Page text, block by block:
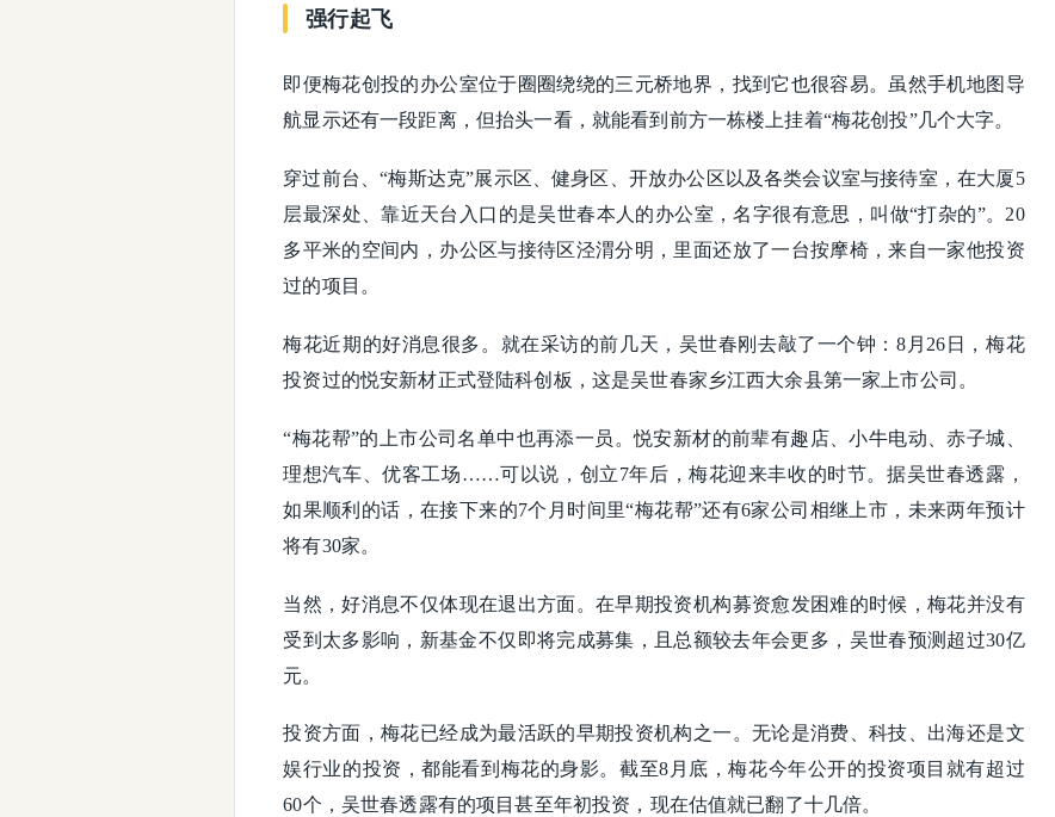
强行起飞
即便梅花创投的办公室位于圈圈绕绕的三元桥地界，找到它也很容易。虽然手机地图导
航显示还有一段距离，但抬头一看，就能看到前方一栋楼上挂着“梅花创投”几个大字。
穿过前台、“梅斯达克”展示区、健身区、开放办公区以及各类会议室与接待室，在大厦5
层最深处、靠近天台入口的是吴世春本人的办公室，名字很有意思，叫做“打杂的”。20
多平米的空间内，办公区与接待区泾渭分明，里面还放了一台按摩椅，来自一家他投资
过的项目。
梅花近期的好消息很多。就在采访的前几天，吴世春刚去敲了一个钟：8月26日，梅花
投资过的悦安新材正式登陆科创板，这是吴世春家乡江西大余县第一家上市公司。
“梅花帮”的上市公司名单中也再添一员。悦安新材的前辈有趣店、小牛电动、赤子城、
理想汽车、优客工场……可以说，创立7年后，梅花迎来丰收的时节。据吴世春透露，
如果顺利的话，在接下来的7个月时间里“梅花帮”还有6家公司相继上市，未来两年预计
将有30家。
当然，好消息不仅体现在退出方面。在早期投资机构募资愈发困难的时候，梅花并没有
受到太多影响，新基金不仅即将完成募集，且总额较去年会更多，吴世春预测超过30亿
元。
投资方面，梅花已经成为最活跃的早期投资机构之一。无论是消费、科技、出海还是文
娱行业的投资，都能看到梅花的身影。截至8月底，梅花今年公开的投资项目就有超过
60个，吴世春透露有的项目甚至年初投资，现在估值就已翻了十几倍。